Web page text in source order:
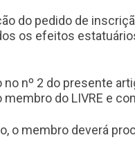
do pedido de
os efeitos
nº 2 do presente
do LIVRE e
o membro deverá